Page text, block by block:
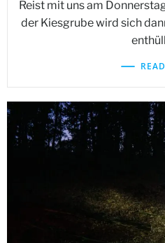
Reist mit uns am
der Kiesgrube wird sich